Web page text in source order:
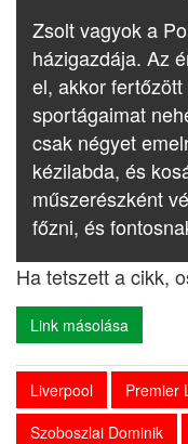
Zsolt vagyok a
házigazdája. Az
el, akkor
sportágaimat
csak négyet
kézilabda, és
műszerészként
főzni, és
Ha tetszett a cikk,
Link másolása
Liverpool
Premier
Szoboszlai Dominik